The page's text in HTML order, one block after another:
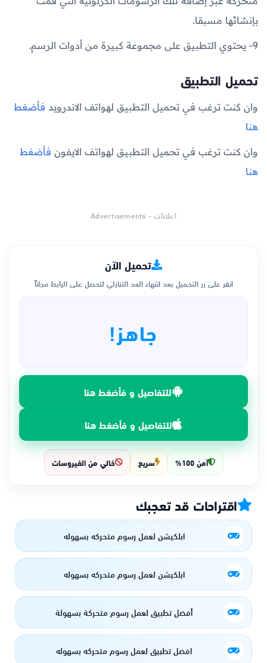
بإنشائها مسبقا.
9- يحتوي التطبيق على مجموعة كبيرة من أدوات الرسم.
تحميل التطبيق
وان كنت ترغب في تحميل التطبيق لهواتف الاندرويد فأضغط
هنا
وان كنت ترغب في تحميل التطبيق لهواتف الايفون فأضغط
هنا
اعلانات - Advertisements
تحميل الآن
انقر على زر التحميل بعد انتهاء العد التنازلي لتحصل على الرابط مجاناً
جاهز!
للتفاصيل و فأضغط هنا
للتفاصيل و فأضغط هنا
آمن 100% سريع خالي من الفيروسات
اقتراحات قد تعجبك
ابلكيشن لعمل رسوم متحركه بسهوله
ابلكيشن لعمل رسوم متحركه بسهوله
أفضل تطبيق لعمل رسوم متحركة بسهولة
افضل تطبيق لعمل رسوم متحركه بسهوله